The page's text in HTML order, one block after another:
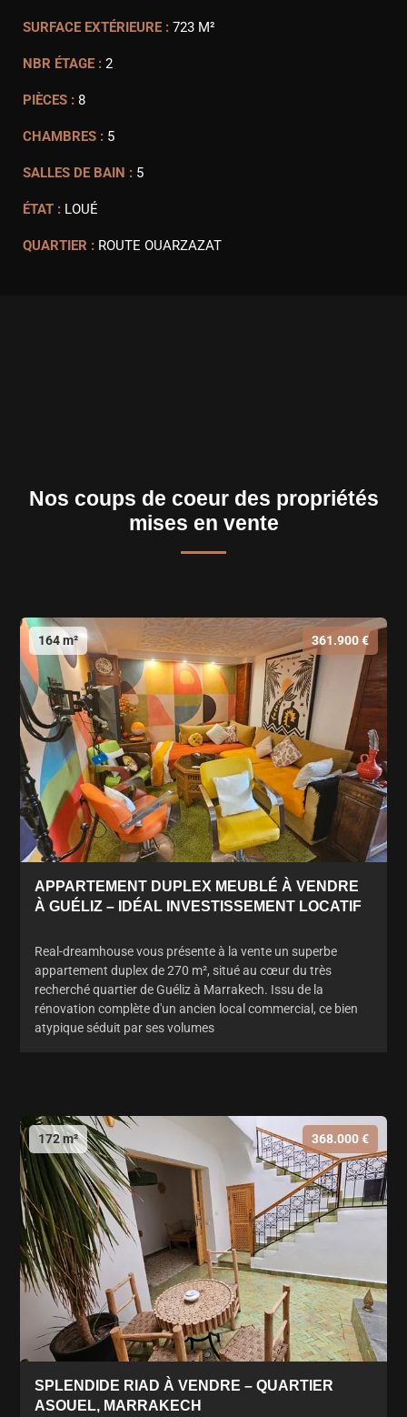
SURFACE EXTÉRIEURE : 723 M²
NBR ÉTAGE : 2
PIÈCES : 8
CHAMBRES : 5
SALLES DE BAIN : 5
ÉTAT : LOUÉ
QUARTIER : ROUTE OUARZAZAT
Nos coups de coeur des propriétés
mises en vente
164 m² 361.900 €
APPARTEMENT DUPLEX MEUBLÉ À VENDRE
À GUÉLIZ – IDÉAL INVESTISSEMENT LOCATIF
Real-dreamhouse vous présente à la vente un superbe
appartement duplex de 270 m², situé au cœur du très
recherché quartier de Guéliz à Marrakech. Issu de la
rénovation complète d'un ancien local commercial, ce bien
atypique séduit par ses volumes
172 m² 368.000 €
SPLENDIDE RIAD À VENDRE – QUARTIER
ASOUEL, MARRAKECH